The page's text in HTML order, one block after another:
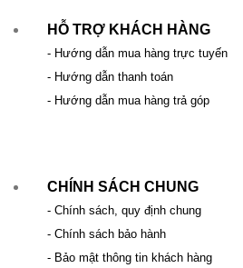
HỖ TRỢ KHÁCH HÀNG
- Hướng dẫn mua hàng trực tuyến
- Hướng dẫn thanh toán
- Hướng dẫn mua hàng trả góp
CHÍNH SÁCH CHUNG
- Chính sách, quy định chung
- Chính sách bảo hành
- Bảo mật thông tin khách hàng